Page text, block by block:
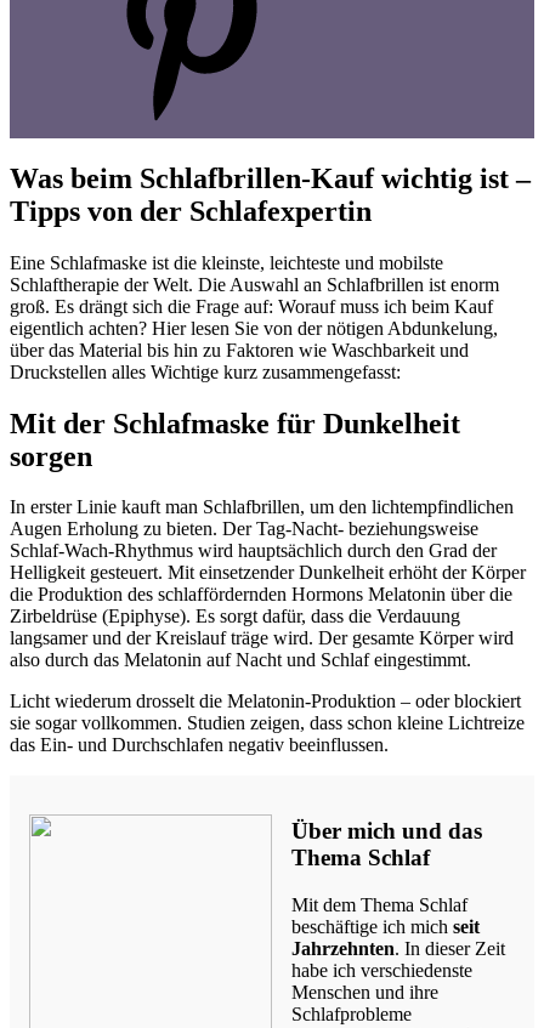
Was beim Schlafbrillen-Kauf wichtig ist –
Tipps von der Schlafexpertin
Eine Schlafmaske ist die kleinste, leichteste und mobilste
Schlaftherapie der Welt. Die Auswahl an Schlafbrillen ist enorm
groß. Es drängt sich die Frage auf: Worauf muss ich beim Kauf
eigentlich achten? Hier lesen Sie von der nötigen Abdunkelung,
über das Material bis hin zu Faktoren wie Waschbarkeit und
Druckstellen alles Wichtige kurz zusammengefasst:
Mit der Schlafmaske für Dunkelheit
sorgen
In erster Linie kauft man Schlafbrillen, um den lichtempfindlichen
Augen Erholung zu bieten. Der Tag-Nacht- beziehungsweise
Schlaf-Wach-Rhythmus wird hauptsächlich durch den Grad der
Helligkeit gesteuert. Mit einsetzender Dunkelheit erhöht der Körper
die Produktion des schlaffördernden Hormons Melatonin über die
Zirbeldrüse (Epiphyse). Es sorgt dafür, dass die Verdauung
langsamer und der Kreislauf träge wird. Der gesamte Körper wird
also durch das Melatonin auf Nacht und Schlaf eingestimmt.
Licht wiederum drosselt die Melatonin-Produktion – oder blockiert
sie sogar vollkommen. Studien zeigen, dass schon kleine Lichtreize
das Ein- und Durchschlafen negativ beeinflussen.
Über mich und das
Thema Schlaf
Mit dem Thema Schlaf
beschäftige ich mich seit
Jahrzehnten. In dieser Zeit
habe ich verschiedenste
Menschen und ihre
Schlafprobleme